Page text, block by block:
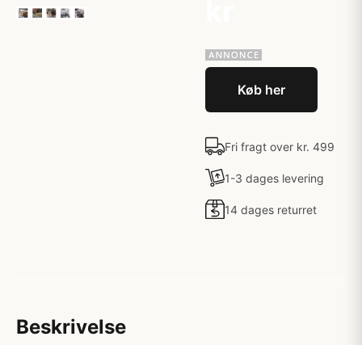
Køb her
Fri fragt over kr. 499
1-3 dages levering
14 dages returret
Beskrivelse